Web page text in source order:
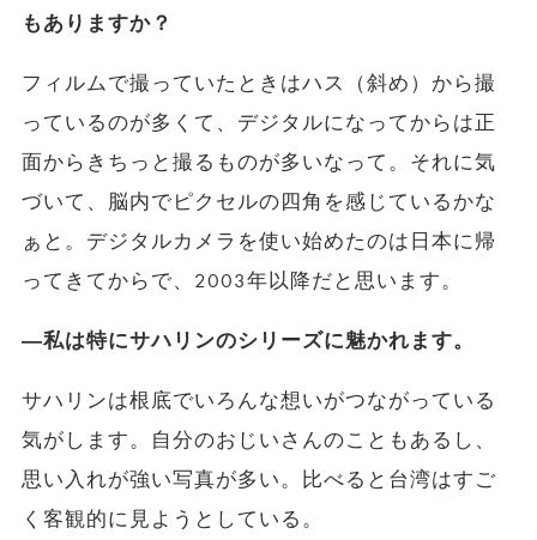
もありますか？
フィルムで撮っていたときはハス（斜め）から撮
っているのが多くて、デジタルになってからは正
面からきちっと撮るものが多いなって。それに気
づいて、脳内でピクセルの四角を感じているかな
ぁと。デジタルカメラを使い始めたのは日本に帰
ってきてからで、2003年以降だと思います。
―私は特にサハリンのシリーズに魅かれます。
サハリンは根底でいろんな想いがつながっている
気がします。自分のおじいさんのこともあるし、
思い入れが強い写真が多い。比べると台湾はすご
く客観的に見ようとしている。